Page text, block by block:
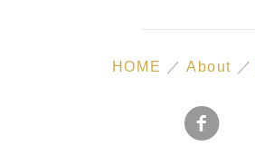
HOME ／ About ／